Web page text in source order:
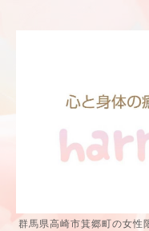
群馬県高崎市箕郷町の女性